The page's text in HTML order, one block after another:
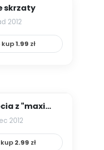
skrzaty
2012
kup1.99 zł
z "maxi
2012
2.99 zł